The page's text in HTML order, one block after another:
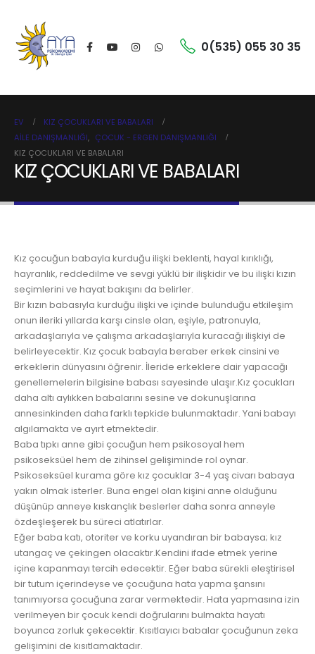
0(535) 055 30 35
EV
KIZ ÇOCUKLARI VE BABALARI
AILE DANIŞMANLIĞI, ÇOCUK - ERGEN DANIŞMANLIĞI
KIZ ÇOCUKLARI VE BABALARI
KIZ ÇOCUKLARI VE BABALARI
Kız çocuğun babayla kurduğu ilişki beklenti, hayal kırıklığı,
hayranlık, reddedilme ve sevgi yüklü bir ilişkidir ve bu ilişki kızın
seçimlerini ve hayat bakışını da belirler.
Bir kızın babasıyla kurduğu ilişki ve içinde bulunduğu etkileşim
onun ileriki yıllarda karşı cinsle olan, eşiyle, patronuyla,
arkadaşlarıyla ve çalışma arkadaşlarıyla kuracağı ilişkiyi de
belirleyecektir. Kız çocuk babayla beraber erkek cinsini ve
erkeklerin dünyasını öğrenir. İleride erkeklere dair yapacağı
genellemelerin bilgisine babası sayesinde ulaşır.Kız çocukları
daha altı aylıkken babalarını sesine ve dokunuşlarına
annesinkinden daha farklı tepkide bulunmaktadır. Yani babayı
algılamakta ve ayırt etmektedir.
Baba tıpkı anne gibi çocuğun hem psikosoyal hem
psikoseksüel hem de zihinsel gelişiminde rol oynar.
Psikoseksüel kurama göre kız çocuklar 3-4 yaş civarı babaya
yakın olmak isterler. Buna engel olan kişini anne olduğunu
düşünüp anneye kıskançlık beslerler daha sonra anneyle
özdeşleşerek bu süreci atlatırlar.
Eğer baba katı, otoriter ve korku uyandıran bir babaysa; kız
utangaç ve çekingen olacaktır.Kendini ifade etmek yerine
içine kapanmayı tercih edecektir. Eğer baba sürekli eleştirisel
bir tutum içerindeyse ve çocuğuna hata yapma şansını
tanımıyorsa çocuğuna zarar vermektedir. Hata yapmasına izin
verilmeyen bir çocuk kendi doğrularını bulmakta hayatı
boyunca zorluk çekecektir. Kısıtlayıcı babalar çocuğunun zeka
gelişimini de kısıtlamaktadır.